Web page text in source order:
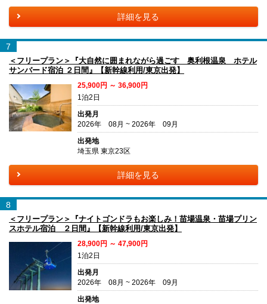
詳細を見る
7
＜フリープラン＞『大自然に囲まれながら過ごす 奥利根温泉 ホテル
サンバード宿泊 ２日間』【新幹線利用/東京出発】
25,900円 ～ 36,900円
1泊2日
出発月
2026年 08月 ~ 2026年 09月
出発地
埼玉県 東京23区
詳細を見る
8
＜フリープラン＞『ナイトゴンドラもお楽しみ！苗場温泉・苗場プリン
スホテル宿泊 ２日間』【新幹線利用/東京出発】
28,900円 ～ 47,900円
1泊2日
出発月
2026年 08月 ~ 2026年 09月
出発地